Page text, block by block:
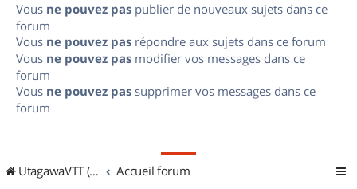
Vous ne pouvez pas publier de nouveaux sujets dans ce
forum
Vous ne pouvez pas répondre aux sujets dans ce forum
Vous ne pouvez pas modifier vos messages dans ce
forum
Vous ne pouvez pas supprimer vos messages dans ce
forum
UtagawaVTT (Randos VTT et VTTAE avec traces GPS) Accueil forum